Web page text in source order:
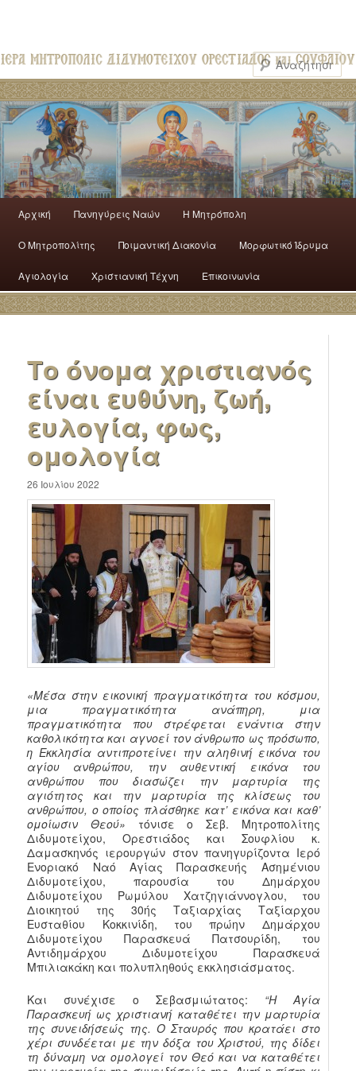
Αρχική Πανηγύρεις Ναών H Mητρόπολη
Ο Mητροπολίτης Ποιμαντική Διακονία Μορφωτικό Ίδρυμα
Αγιολογία Χριστιανική Τέχνη Επικοινωνία
Το όνομα χριστιανός
είναι ευθύνη, ζωή,
ευλογία, φως,
ομολογία
26 Ιουλίου 2022
«Μέσα στην εικονική πραγματικότητα του κόσμου,
μια πραγματικότητα ανάπηρη, μια
πραγματικότητα που στρέφεται ενάντια στην
καθολικότητα και αγνοεί τον άνθρωπο ως πρόσωπο,
η Εκκλησία αντιπροτείνει την αληθινή εικόνα του
αγίου ανθρώπου, την αυθεντική εικόνα του
ανθρώπου που διασώζει την μαρτυρία της
αγιότητος και την μαρτυρία της κλίσεως του
ανθρώπου, ο οποίος πλάσθηκε κατ’ εικόνα και καθ’
ομοίωσιν Θεού» τόνισε ο Σεβ. Μητροπολίτης
Διδυμοτείχου, Ορεστιάδος και Σουφλίου κ.
Δαμασκηνός ιερουργών στον πανηγυρίζοντα Ιερό
Ενοριακό Ναό Αγίας Παρασκευής Ασημένιου
Διδυμοτείχου, παρουσία του Δημάρχου
Διδυμοτείχου Ρωμύλου Χατζηγιάννογλου, του
Διοικητού της 30ής Ταξιαρχίας Ταξίαρχου
Ευσταθίου Κοκκινίδη, του πρώην Δημάρχου
Διδυμοτείχου Παρασκευά Πατσουρίδη, του
Αντιδημάρχου Διδυμοτείχου Παρασκευά
Μπιλιακάκη και πολυπληθούς εκκλησιάσματος.
Και συνέχισε ο Σεβασμιώτατος: “Η Αγία
Παρασκευή ως χριστιανή καταθέτει την μαρτυρία
της συνειδήσεώς της. Ο Σταυρός που κρατάει στο
χέρι συνδέεται με την δόξα του Χριστού, της δίδει
τη δύναμη να ομολογεί τον Θεό και να καταθέτει